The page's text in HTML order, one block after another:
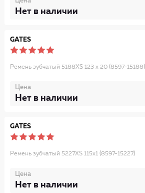
Нет в наличии
GATES
Ремень зубчатый 5188XS 123 x 20 (8597-15188)
Цена
Нет в наличии
GATES
Ремень зубчатый 5227XS 115x1 (8597-15227)
Цена
Нет в наличии